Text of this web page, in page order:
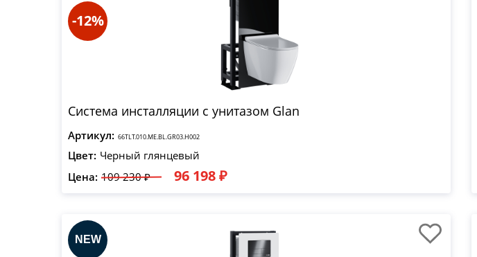
-12%
Система инсталляции с унитазом Glan
Артикул: 66TLT.010.ME.BL.GR03.H002
Цвет: Черный глянцевый
Цена: 109 230 ₽ 96 198 ₽